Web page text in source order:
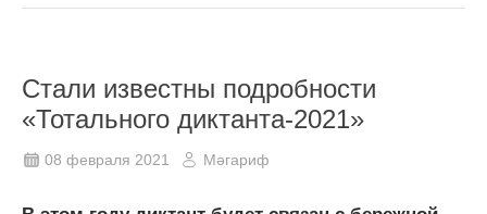
Стали известны подробности
«Тотального диктанта-2021»
08 февраля 2021 Мәгариф